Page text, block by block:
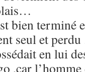
bien terminé
seul et perdu
en lui
,car